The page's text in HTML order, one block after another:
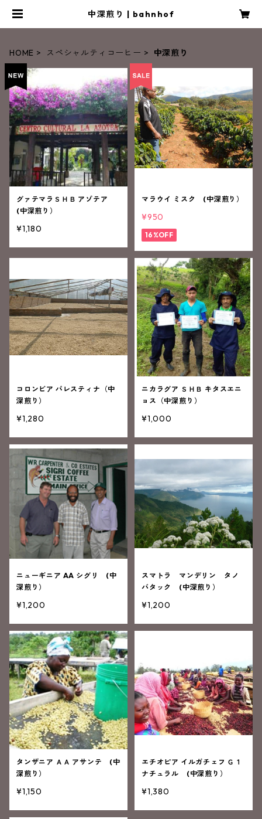
中深煎り | bahnhof
HOME スペシャルティコーヒー 中深煎り
グァテマラＳＨＢ アゾテア
(中深煎り）
¥1,180
マラウイ ミスク (中深煎り）
¥950
16%OFF
コロンビア パレスティナ（中
深煎り）
¥1,280
ニカラグア ＳＨＢ キタスエニ
ョス（中深煎り）
¥1,000
ニューギニア AA シグリ (中
深煎り）
¥1,200
スマトラ マンデリン タノ
バタック (中深煎り）
¥1,200
タンザニア ＡＡ アサンテ (中
深煎り）
¥1,150
エチオピア イルガチェフ Ｇ１
ナチュラル (中深煎り）
¥1,380